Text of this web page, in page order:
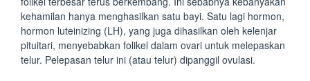
kehamilan hanya menghasilkan satu bayi. Satu lagi hormon,
hormon luteinizing (LH), yang juga dihasilkan oleh kelenjar
pituitari, menyebabkan folikel dalam ovari untuk melepaskan
telur. Pelepasan telur ini (atau telur) dipanggil ovulasi.